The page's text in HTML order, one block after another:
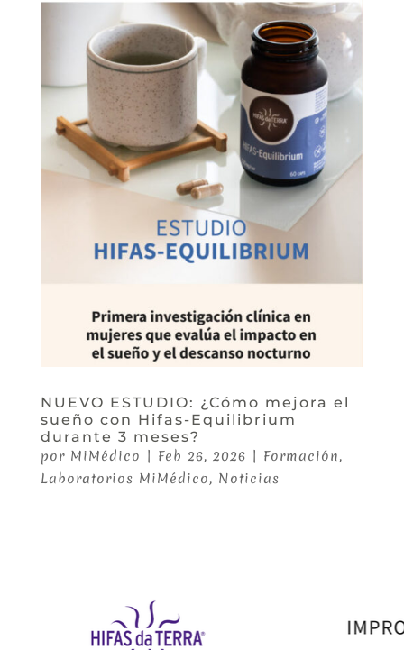
NUEVO ESTUDIO: ¿Cómo mejora el
sueño con Hifas-Equilibrium
durante 3 meses?
por MiMédico | Feb 26, 2026 | Formación,
Laboratorios MiMédico, Noticias